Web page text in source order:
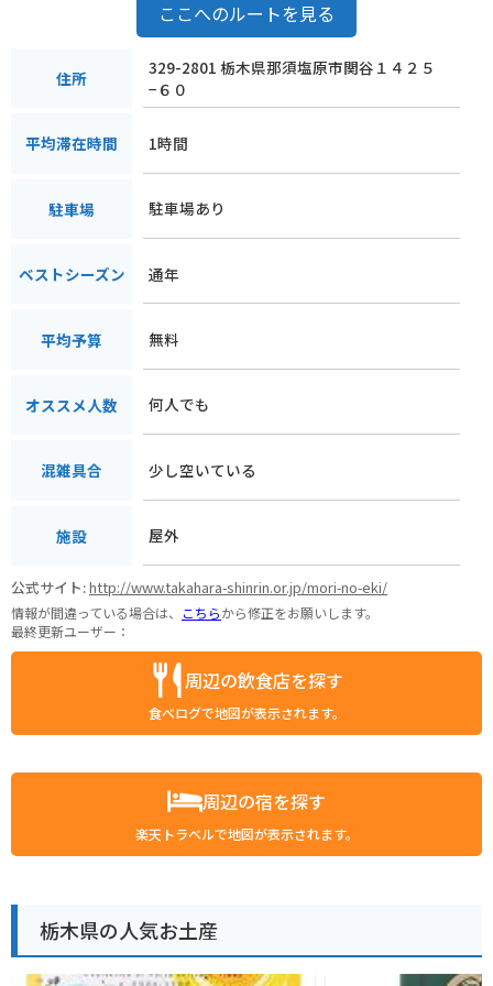
ここへのルートを見る
住所
329-2801 栃木県那須塩原市関谷１４２５
−６０
平均滞在時間 1時間
駐車場 駐車場あり
ベストシーズン 通年
平均予算 無料
オススメ人数 何人でも
混雑具合 少し空いている
施設 屋外
公式サイト:http://www.takahara-shinrin.or.jp/mori-no-eki/
情報が間違っている場合は、 こちらから修正をお願いします。
最終更新ユーザー：
周辺の飲食店を探す
食べログで地図が表示されます。
周辺の宿を探す
楽天トラベルで地図が表示されます。
栃木県の人気お土産